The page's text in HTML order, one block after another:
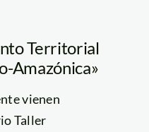
Territorial
Amazónica»
vienen
Taller